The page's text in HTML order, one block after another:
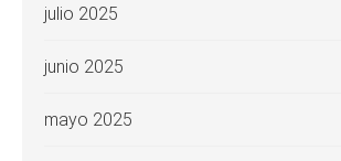
julio 2025
junio 2025
mayo 2025